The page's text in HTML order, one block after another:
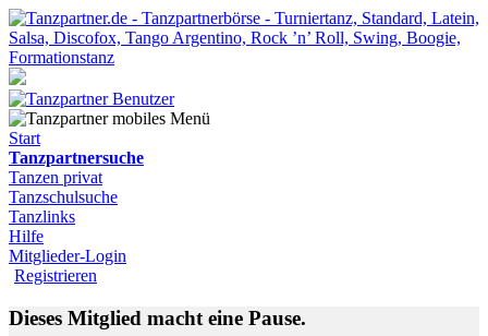
Start
Tanzpartnersuche
Tanzen privat
Tanzschulsuche
Tanzlinks
Hilfe
Mitglieder-Login
Registrieren
Dieses Mitglied macht eine Pause.